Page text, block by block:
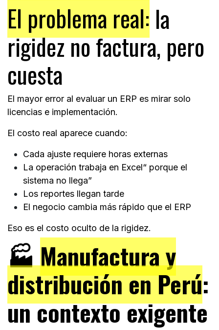
El problema real: la
rigidez no factura, pero
cuesta
El mayor error al evaluar un ERP es mirar solo
licencias e implementación.
El costo real aparece cuando:
Cada ajuste requiere horas externas
La operación trabaja en Excel“ porque el
sistema no llega”
Los reportes llegan tarde
El negocio cambia más rápido que el ERP
Eso es el costo oculto de la rigidez.
🏭Manufactura y
distribución en Perú:
un contexto exigente